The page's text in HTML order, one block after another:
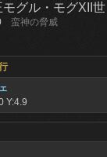
モグル・モグXII世
蛮神の脅威
Y:4.9